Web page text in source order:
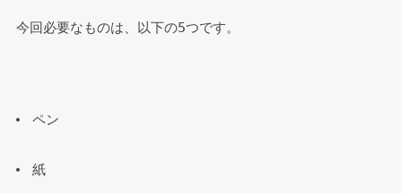
今回必要なものは、以下の5つです。
ペン
紙